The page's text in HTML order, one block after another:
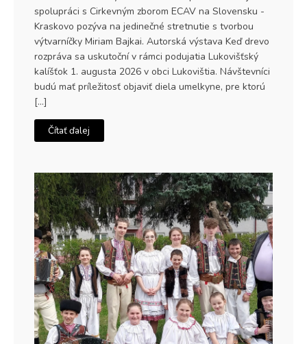
spolupráci s Cirkevným zborom ECAV na Slovensku -
Kraskovo pozýva na jedinečné stretnutie s tvorbou
výtvarníčky Miriam Bajkai. Autorská výstava Keď drevo
rozpráva sa uskutoční v rámci podujatia Lukovišťský
kalíšťok 1. augusta 2026 v obci Lukovištia. Návštevníci
budú mať príležitosť objaviť diela umelkyne, pre ktorú
[…]
Čítať ďalej